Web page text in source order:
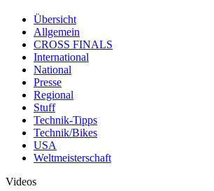
Übersicht
Allgemein
CROSS FINALS
International
National
Presse
Regional
Stuff
Technik-Tipps
Technik/Bikes
USA
Weltmeisterschaft
Videos